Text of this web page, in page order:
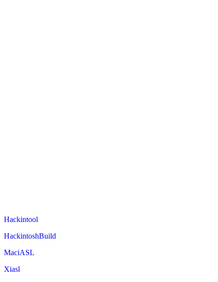
Hackintool
HackintoshBuild
MaciASL
Xiasl